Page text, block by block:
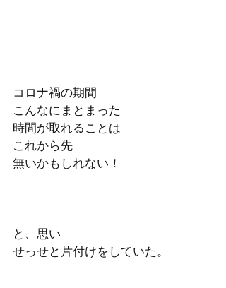
コロナ禍の期間
こんなにまとまった
時間が取れることは
これから先
無いかもしれない！
と、思い
せっせと片付けをしていた。